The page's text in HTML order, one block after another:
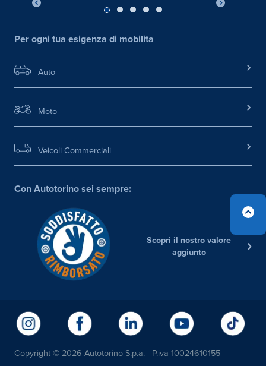
Per ogni tua esigenza di mobilita
Auto
Moto
Veicoli Commerciali
Con Autotorino sei sempre:
Scopri il nostro valore
aggiunto
Copyright © 2026 Autotorino S.p.a. - P.iva 10024610155